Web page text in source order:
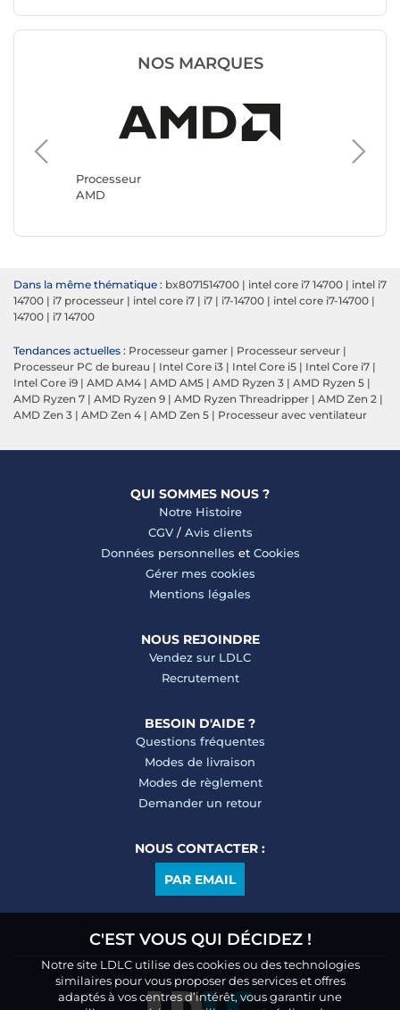
NOS MARQUES
Processeur
AMD
Dans la même thématique : bx8071514700 | intel core i7 14700 | intel i7
14700 | i7 processeur | intel core i7 | i7 | i7-14700 | intel core i7-14700 |
14700 | i7 14700
Tendances actuelles : Processeur gamer | Processeur serveur |
Processeur PC de bureau | Intel Core i3 | Intel Core i5 | Intel Core i7 |
Intel Core i9 | AMD AM4 | AMD AM5 | AMD Ryzen 3 | AMD Ryzen 5 |
AMD Ryzen 7 | AMD Ryzen 9 | AMD Ryzen Threadripper | AMD Zen 2 |
AMD Zen 3 | AMD Zen 4 | AMD Zen 5 | Processeur avec ventilateur
QUI SOMMES NOUS ?
Notre Histoire
CGV/ Avis clients
Données personnelles et Cookies
Gérer mes cookies
Mentions légales
NOUS REJOINDRE
Vendez sur LDLC
Recrutement
BESOIN D'AIDE ?
Questions fréquentes
Modes de livraison
Modes de règlement
Demander un retour
NOUS CONTACTER :
PAR EMAIL
C'EST VOUS QUI DÉCIDEZ !
Notre site LDLC utilise des cookies ou des technologies
similaires pour vous proposer des services et offres
adaptés à vos centres d’intérêt, vous garantir une